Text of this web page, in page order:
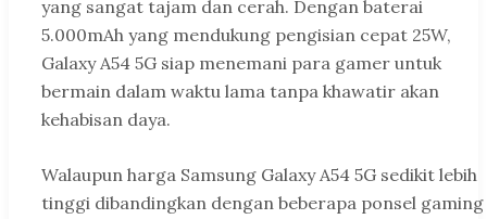
yang sangat tajam dan cerah. Dengan baterai
5.000mAh yang mendukung pengisian cepat 25W,
Galaxy A54 5G siap menemani para gamer untuk
bermain dalam waktu lama tanpa khawatir akan
kehabisan daya.
Walaupun harga Samsung Galaxy A54 5G sedikit lebih
tinggi dibandingkan dengan beberapa ponsel gaming